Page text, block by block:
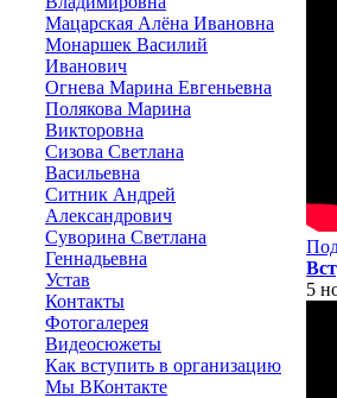
Мацарская Алёна Ивановна
Монаршек Василий
Иванович
Огнева Марина Евгеньевна
Полякова Марина
Викторовна
Сизова Светлана
Васильевна
Ситник Андрей
Александрович
Суворина Светлана
Геннадьевна
Устав
Контакты
Фотогалерея
Видеосюжеты
Как вступить в организацию
Мы ВКонтакте
5